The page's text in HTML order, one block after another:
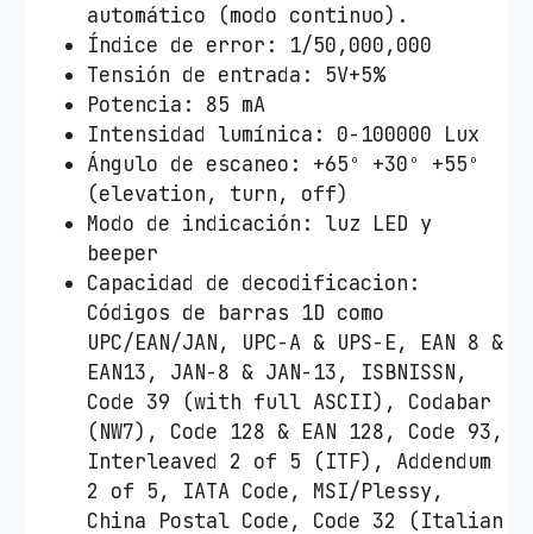
automático (modo continuo).
Índice de error: 1/50,000,000
Tensión de entrada: 5V+5%
Potencia: 85 mA
Intensidad lumínica: 0-100000 Lux
Ángulo de escaneo: +65º +30º +55º
(elevation, turn, off)
Modo de indicación: luz LED y
beeper
Capacidad de decodificacion:
Códigos de barras 1D como
UPC/EAN/JAN, UPC-A & UPS-E, EAN 8 &
EAN13, JAN-8 & JAN-13, ISBNISSN,
Code 39 (with full ASCII), Codabar
(NW7), Code 128 & EAN 128, Code 93,
Interleaved 2 of 5 (ITF), Addendum
2 of 5, IATA Code, MSI/Plessy,
China Postal Code, Code 32 (Italian